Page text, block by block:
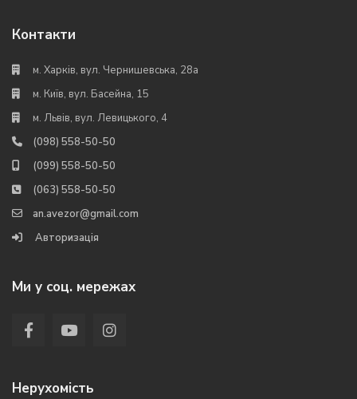
Контакти
м. Харків, вул. Чернишевська, 28а
м. Київ, вул. Басейна, 15
м. Львів, вул. Левицького, 4
(098) 558-50-50
(099) 558-50-50
(063) 558-50-50
an.avezor@gmail.com
Авторизація
Ми у соц. мережах
Нерухомість